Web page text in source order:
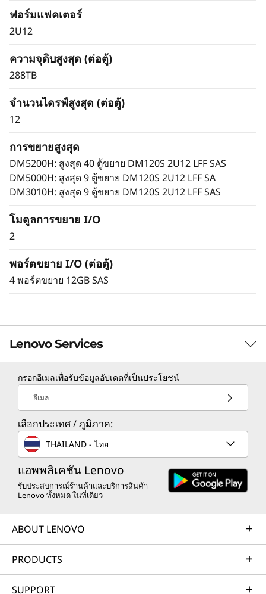
F
S
A
H
D
D
ประสิทธิภาพที่ปรับขนาดได้และยืดหยุ่น สำหรับ
อาร์เรย์จัดเก็บข้อมูลไฮบริด ThinkSystem DM
แกร่งและการรองรับไดรฟ์ฟอร์แมตขนาดใหญ่
อุปกรณ์นี้จะเติบโตไปพร้อมกับธุรกิจของคุณ นำ
และความยืดหยุ่นระดับองค์กรในดีไซน์ 2U ขนาด
ฟอร์มแฟคเตอร์
2U12
ความจุดิบสูงสุด (ต่อตู้)
288TB
จำนวนไดรฟ์สูงสุด (ต่อตู้)
12
การขยายสูงสุด
DM5200H: สูงสุด 40 ตู้ขยาย DM120S 2U12 LFF SAS
DM5000H: สูงสุด 9 ตู้ขยาย DM120S 2U12 LFF SA
DM3010H: สูงสุด 9 ตู้ขยาย DM120S 2U12 LFF SAS
โมดูลการขยาย I/O
2
พอร์ตขยาย I/O (ต่อตู้)
4 พอร์ตขยาย 12GB SAS
Lenovo Services
TruScale Services
Leverage real-time monitoring, 24x7 incident response,
and problem resolution, all through a single point of
contact. Quarterly health checks ensure ongoing
optimization and business innovation. Lenovo provides
remote active monitoring of hardware in the
customer’s data center, enabling ongoing performance
and productivity.
AI Services
กรอกอีเมลเพื่อรับข้อมูลอัปเดตที่เป็นประโยชน์
อีเมล
เลือกประเทศ / ภูมิภาค:
THAILAND - ไทย
แอพพลิเคชัน Lenovo
รับประสบการณ์ร้านค้าและบริการสินค้า
Lenovo ทั้งหมด ในที่เดียว
ABOUT LENOVO
PRODUCTS
SUPPORT